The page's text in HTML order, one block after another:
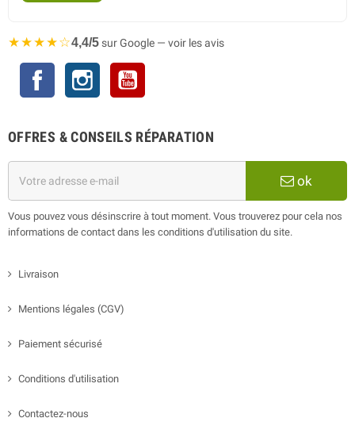
★★★★☆4,4/5sur Google — voir les avis
Facebook Instagram
OFFRES & CONSEILS RÉPARATION
ok
Vous pouvez vous désinscrire à tout moment. Vous trouverez pour cela nos
informations de contact dans les conditions d'utilisation du site.
Livraison
Mentions légales (CGV)
Paiement sécurisé
Conditions d'utilisation
Contactez-nous